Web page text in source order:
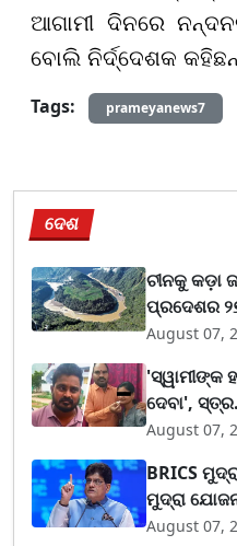
ଆଗାମୀ ଦିନରେ
ବୋଲି ନିର୍ଦ୍ଦେଶକ
Tags:
prameyanews7
ଦେଶ
ଚୀନକୁ କଡ଼ା
ପ୍ରଦେଶର
August 07,
'ସ୍ୱାମୀଙ୍କ
ଦେବା',
August 07,
BRICS
ମୁଦ୍ରା
August 07,